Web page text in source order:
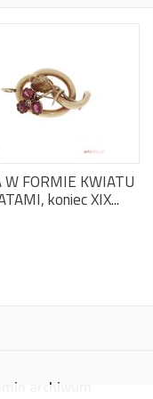
W FORMIE KWIATU
koniec XIX...
archiwum